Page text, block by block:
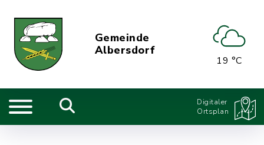
Gemeinde
Albersdorf
19 °C
Digitaler
Ortsplan